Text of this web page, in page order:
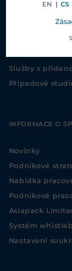
Zdravotní péče
Řešení pro
Řešení v
Služby s
Případové
INFORMACE O
Novinky
Podnikové
Nabídka
Podnikové
Asiapack
Systém
Nastavení
EN | CS